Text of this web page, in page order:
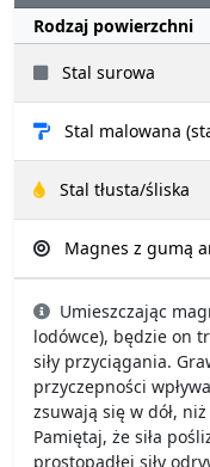
Rodzaj powierzchni
Stal surowa
Stal malowana
Stal tłusta/śliska
Magnes z gumą
Umieszczając
lodówce), będzie on
siły przyciągania.
przyczepności
zsuwają się w dół,
Pamiętaj, że siła
prostopadłej siły